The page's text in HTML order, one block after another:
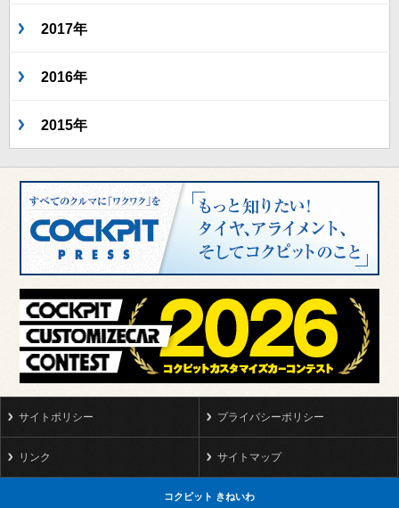
2017年
2016年
2015年
サイトポリシー プライバシーポリシー
リンク サイトマップ
コクピット きねいわ